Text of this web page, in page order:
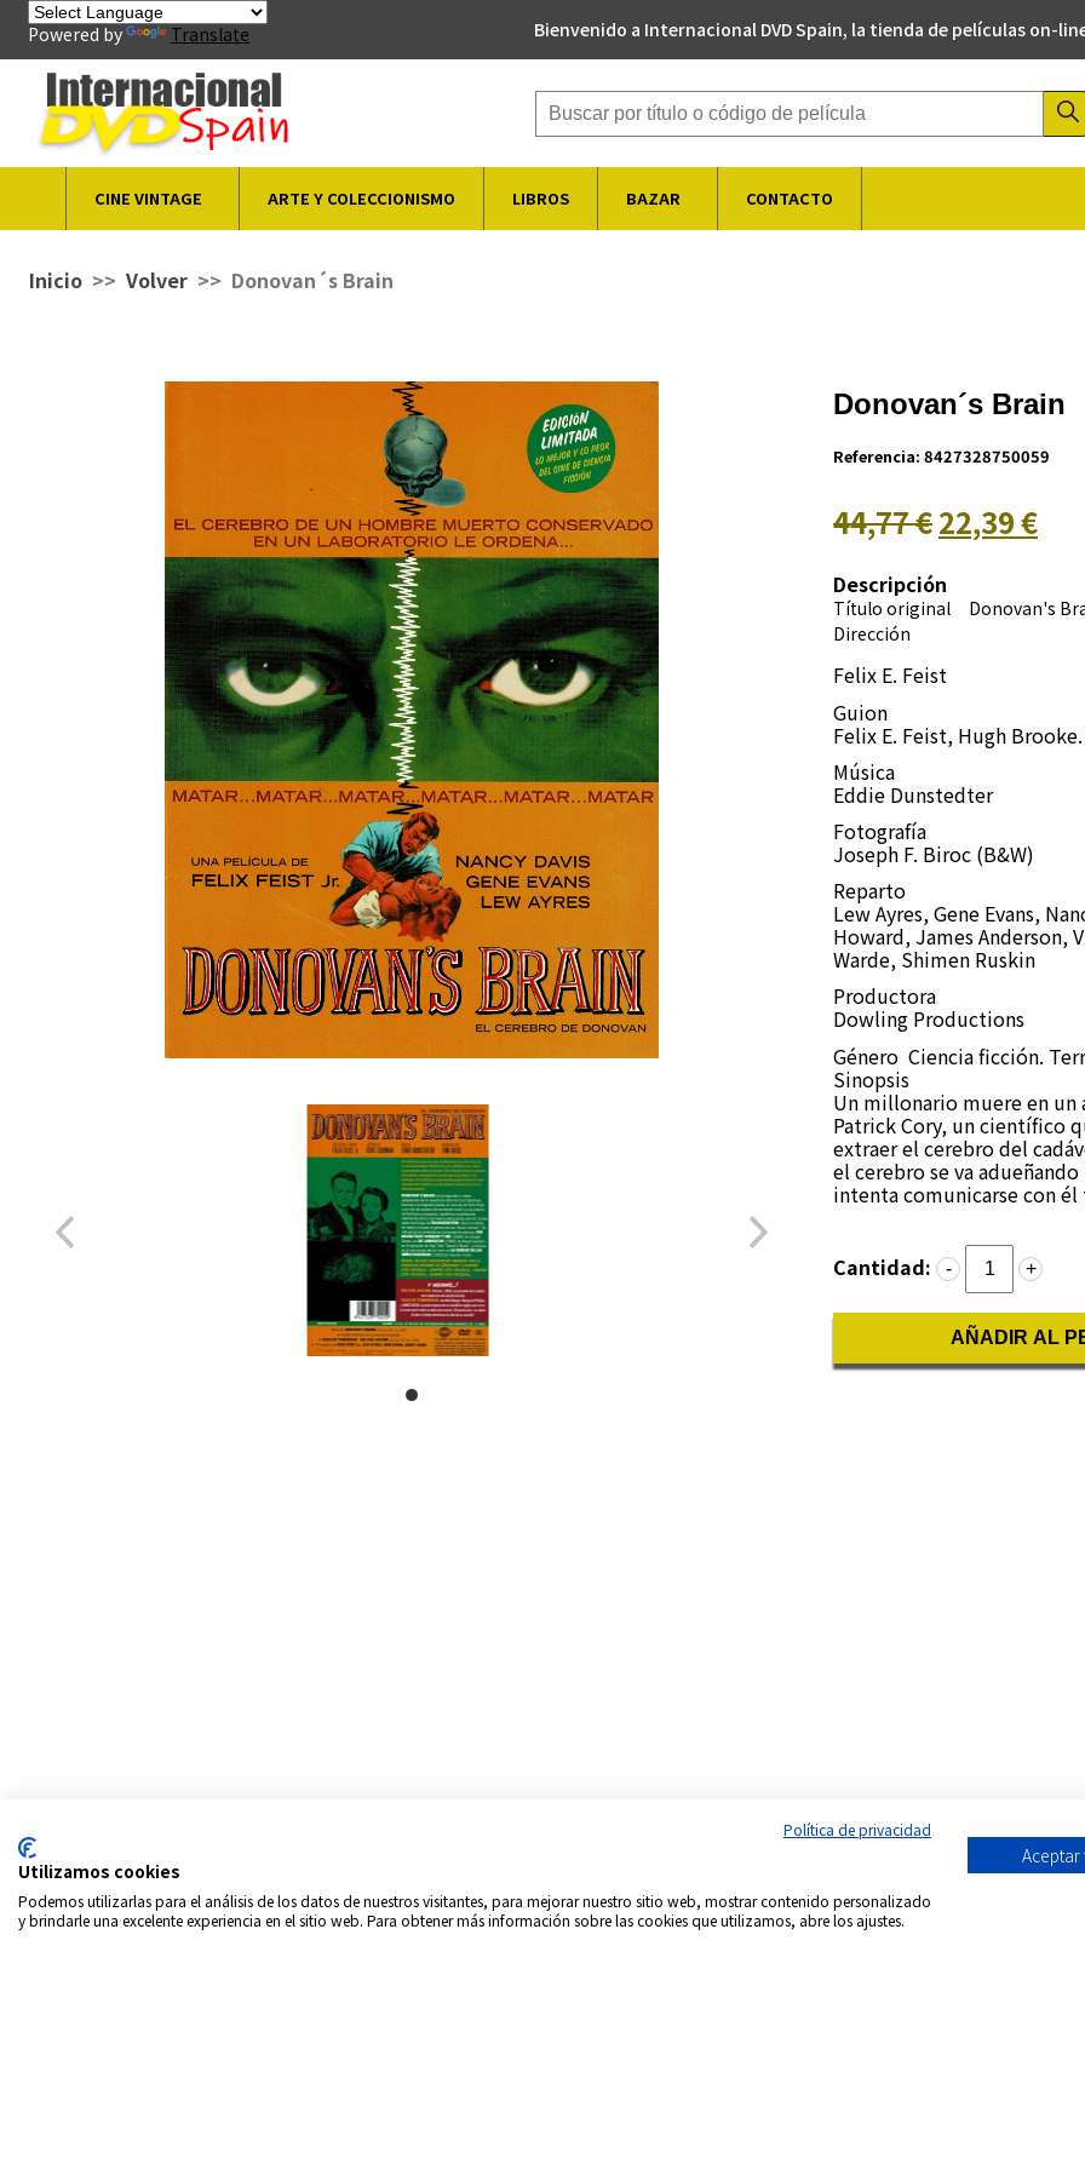
Powered by Translate Bienvenido a Internacional DVD Spain, la tienda de películas on-
Buscador de productos
CINE VINTAGE ARTE Y COLECCIONISMO LIBROS BAZAR CONTACTO
Inicio Volver Donovan´s Brain
Donovan´s Brain
Referencia: 8427328750059
44,77 €22,39 €
Descripción
Título original Donovan's
Dirección
Felix E. Feist
Guion
Felix E. Feist, Hugh
Música
Eddie Dunstedter
Fotografía
Joseph F. Biroc (B&W)
Reparto
Lew Ayres, Gene Evans,
Howard, James Anderson,
Warde, Shimen Ruskin
Productora
Dowling Productions
Género Ciencia ficción.
Sinopsis
Un millonario muere en un
Patrick Cory, un científico
extraer el cerebro del
el cerebro se va
intenta comunicarse con
Cantidad: - +
AÑADIR AL
Política de privacidad
Utilizamos cookies
Podemos utilizarlas para el análisis de los datos de nuestros visitantes, para mejorar nuestro sitio web, mostrar contenido personalizado
y brindarle una excelente experiencia en el sitio web. Para obtener más información sobre las cookies que utilizamos, abre los ajustes.